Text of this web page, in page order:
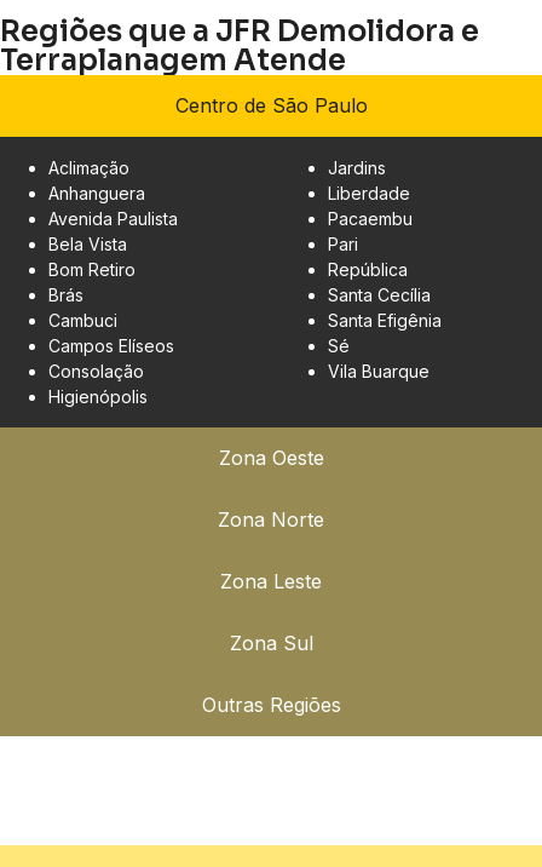
Regiões que a JFR Demolidora e
Terraplanagem Atende
Centro de São Paulo
Zona Oeste
Zona Norte
Zona Leste
Zona Sul
Outras Regiões
Aclimação
Anhanguera
Avenida Paulista
Bela Vista
Bom Retiro
Brás
Cambuci
Campos Elíseos
Consolação
Higienópolis
Jardins
Liberdade
Pacaembu
Pari
República
Santa Cecília
Santa Efigênia
Sé
Vila Buarque